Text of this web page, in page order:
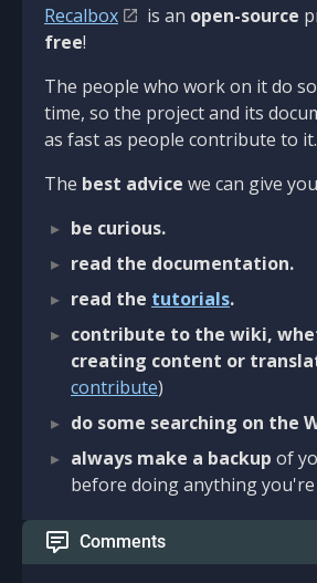
Recalbox is an open-source
free!
The people who work on it do
time, so the project and its
as fast as people contribute to it.
The best advice we can give
be curious.
read the documentation.
read the tutorials.
contribute to the wiki,
creating content or
contribute)
do some searching on the
always make a backup of
before doing anything
Comments